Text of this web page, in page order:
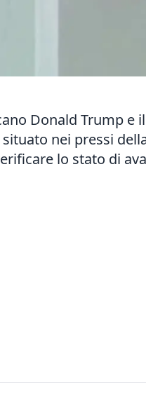
Donald Trump
nei pressi
lo stato di